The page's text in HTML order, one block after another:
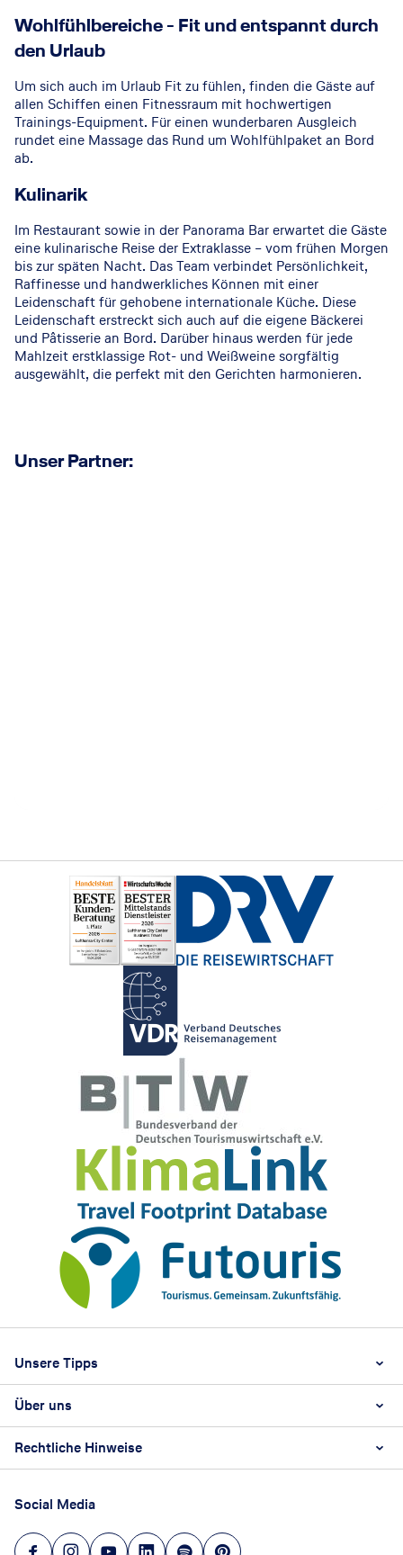
Wohlfühlbereiche - Fit und entspannt durch
den Urlaub
Um sich auch im Urlaub Fit zu fühlen, finden die Gäste auf
allen Schiffen einen Fitnessraum mit hochwertigen
Trainings-Equipment. Für einen wunderbaren Ausgleich
rundet eine Massage das Rund um Wohlfühlpaket an Bord
ab.
Kulinarik
Im Restaurant sowie in der Panorama Bar erwartet die Gäste
eine kulinarische Reise der Extraklasse – vom frühen Morgen
bis zur späten Nacht. Das Team verbindet Persönlichkeit,
Raffinesse und handwerkliches Können mit einer
Leidenschaft für gehobene internationale Küche. Diese
Leidenschaft erstreckt sich auch auf die eigene Bäckerei
und Pâtisserie an Bord. Darüber hinaus werden für jede
Mahlzeit erstklassige Rot- und Weißweine sorgfältig
ausgewählt, die perfekt mit den Gerichten harmonieren.
Unser Partner:
Unsere Tipps
Beste Reisezeit
Über uns
Karriere
Reisebüro Franchise-Partner werden
Unsere Unternehmenswerte
Rechtliche Hinweise
AGB
Datenschutz
Social Media